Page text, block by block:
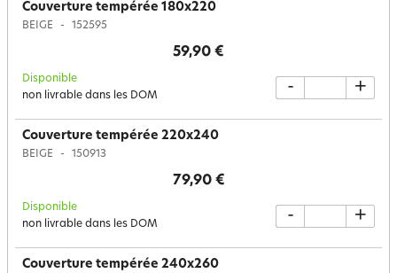
Couverture tempérée 180x220
BEIGE 152595
59,90 €
Disponible
non livrable dans les DOM
- +
Couverture tempérée 220x240
BEIGE 150913
79,90 €
Disponible
non livrable dans les DOM
- +
Couverture tempérée 240x260